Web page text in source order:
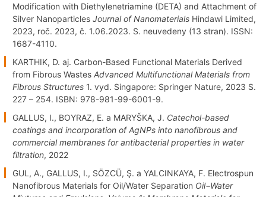
Modification with Diethylenetriamine (DETA) and Attachment of
Silver Nanoparticles Journal of NanomaterialsHindawi Limited,
2023, roč. 2023, č. 1.06.2023. S. neuvedeny (13 stran). ISSN:
1687-4110.
KARTHIK, D. aj. Carbon-Based Functional Materials Derived
from Fibrous Wastes Advanced Multifunctional Materials from
Fibrous Structures1. vyd. Singapore: Springer Nature, 2023 S.
227 – 254. ISBN: 978-981-99-6001-9.
GALLUS, I., BOYRAZ, E. a MARYŠKA, J. Catechol-based
coatings and incorporation of AgNPs into nanofibrous and
commercial membranes for antibacterial properties in water
filtration, 2022
GUL, A., GALLUS, I., SÖZCÜ, Ş. a YALCINKAYA, F. Electrospun
Nanofibrous Materials for Oil/Water Separation Oil−Water